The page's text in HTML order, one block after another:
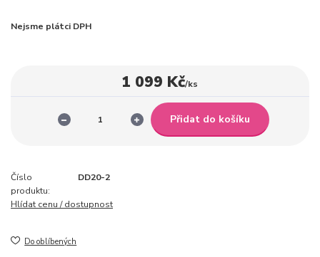
Nejsme plátci DPH
1 099 Kč/ks
Přidat do košíku
Číslo
produktu:
DD20-2
Hlídat cenu / dostupnost
Do oblíbených